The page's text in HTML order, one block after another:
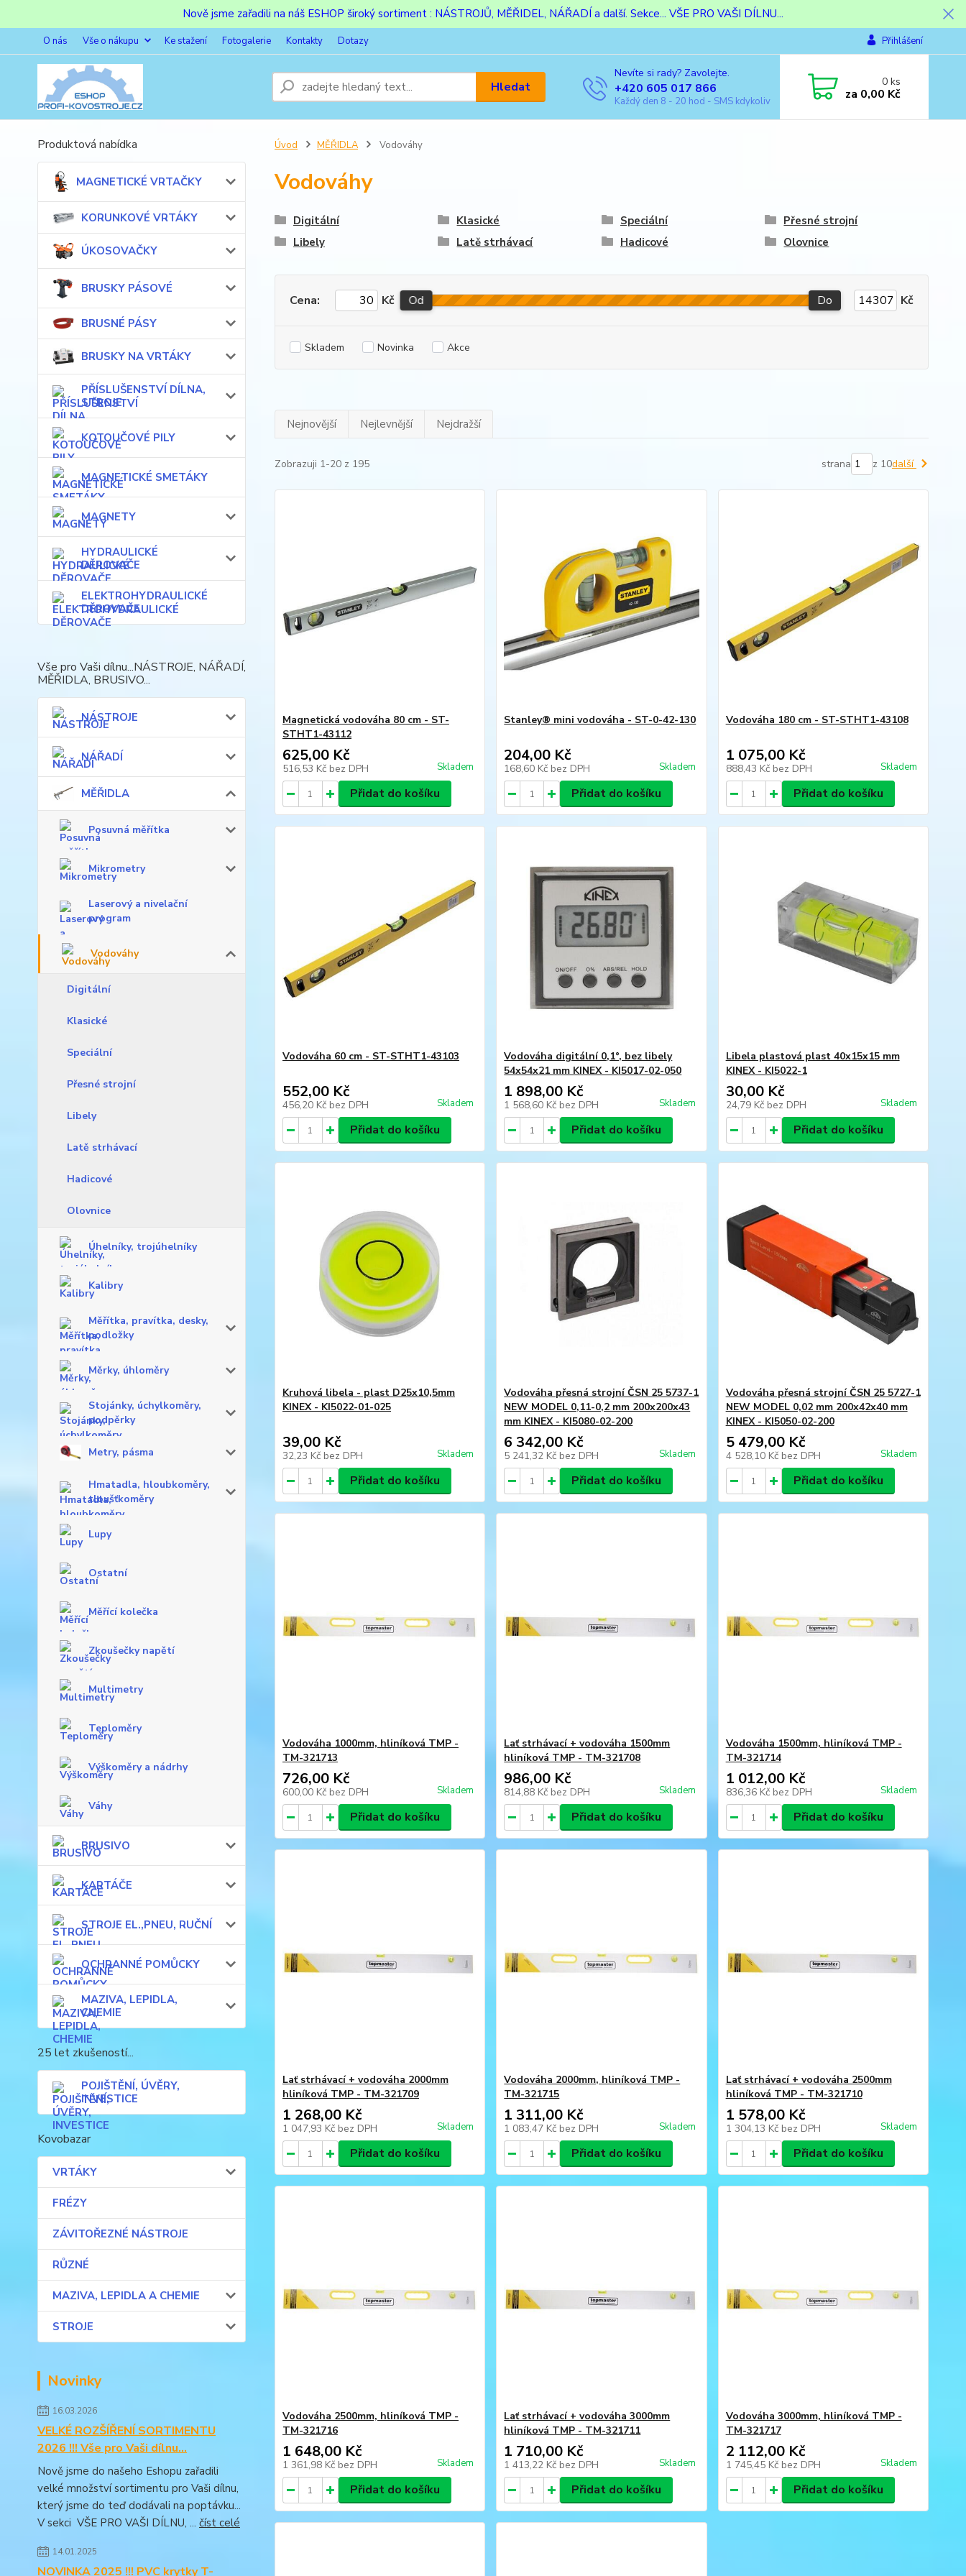
Nově jsme zařadili na náš ESHOP široký sortiment : NÁSTROJŮ, MĚŘIDEL, NÁŘADÍ a další. Sekce... VŠE PRO VAŠI DÍLNU...
O nás Vše o nákupu Ke stažení Fotogalerie Kontakty Dotazy Přihlášení
Hledat
Nevíte si rady? Zavolejte.
+420 605 017 866
Každý den 8 - 20 hod - SMS kdykoliv
0ks
za 0,00 Kč
Produktová nabídka
MAGNETICKÉ VRTAČKY
KORUNKOVÉ VRTÁKY
ÚKOSOVAČKY
BRUSKY PÁSOVÉ
BRUSNÉ PÁSY
BRUSKY NA VRTÁKY
PŘÍSLUŠENSTVÍ DÍLNA,
STROJE
KOTOUČOVÉ PILY
MAGNETICKÉ SMETÁKY
MAGNETY
HYDRAULICKÉ
DĚROVAČE
ELEKTROHYDRAULICKÉ
DĚROVAČE
Vše pro Vaši dílnu...NÁSTROJE, NÁŘADÍ,
MĚŘIDLA, BRUSIVO...
NÁSTROJE
NÁŘADÍ
MĚŘIDLA
Posuvná měřítka
Mikrometry
Laserový a nivelační
program
Vodováhy
Digitální
Klasické
Speciální
Přesné strojní
Libely
Latě strhávací
Hadicové
Olovnice
Úhelníky, trojúhelníky
Kalibry
Měřítka, pravítka, desky,
podložky
Měrky, úhloměry
Stojánky, úchylkoměry,
podpěrky
Metry, pásma
Hmatadla, hloubkoměry,
tloušťkoměry
Lupy
Ostatní
Měřící kolečka
Zkoušečky napětí
Multimetry
Teploměry
Výškoměry a nádrhy
Váhy
BRUSIVO
KARTÁČE
STROJE EL.,PNEU, RUČNÍ
OCHRANNÉ POMŮCKY
MAZIVA, LEPIDLA,
CHEMIE
25 let zkušeností...
POJIŠTĚNÍ, ÚVĚRY,
INVESTICE
Kovobazar
VRTÁKY
FRÉZY
ZÁVITOŘEZNÉ NÁSTROJE
RŮZNÉ
MAZIVA, LEPIDLA A CHEMIE
STROJE
Novinky
16.03.2026
VELKÉ ROZŠÍŘENÍ SORTIMENTU
2026 !!! Vše pro Vaši dílnu...
Nově jsme do našeho Eshopu zařadili
velké množství sortimentu pro Vaši dílnu,
který jsme do teď dodávali na poptávku...
V sekci VŠE PRO VAŠI DÍLNU, ... číst celé
14.01.2025
NOVINKA 2025 !!! PVC krytky T-
Úvod MĚŘIDLA Vodováhy
Vodováhy
Digitální Klasické Speciální
Přesné strojní
Libely
Latě strhávací Hadicové Olovnice
Cena: Kč Od Do Kč
Skladem Novinka Akce
Nejnovější Nejlevnější Nejdražší
Zobrazuji 1-20 z 195 strana z 10další
Magnetická vodováha 80 cm - ST-
STHT1-43112
625,00 Kč
516,53 Kč bez DPH Skladem
Přidat do košíku
Stanley® mini vodováha - ST-0-42-130
204,00 Kč
168,60 Kč bez DPH Skladem
Přidat do košíku
Vodováha 180 cm - ST-STHT1-43108
1 075,00 Kč
888,43 Kč bez DPH Skladem
Přidat do košíku
Vodováha 60 cm - ST-STHT1-43103
552,00 Kč
456,20 Kč bez DPH Skladem
Přidat do košíku
Vodováha digitální 0,1°, bez libely
54x54x21 mm KINEX - KI5017-02-050
1 898,00 Kč
1 568,60 Kč bez DPH Skladem
Přidat do košíku
Libela plastová plast 40x15x15 mm
KINEX - KI5022-1
30,00 Kč
24,79 Kč bez DPH Skladem
Přidat do košíku
Kruhová libela - plast D25x10,5mm
KINEX - KI5022-01-025
39,00 Kč
32,23 Kč bez DPH Skladem
Přidat do košíku
Vodováha přesná strojní ČSN 25 5737-1
NEW MODEL 0,11-0,2 mm 200x200x43
mm KINEX - KI5080-02-200
6 342,00 Kč
5 241,32 Kč bez DPH Skladem
Přidat do košíku
Vodováha přesná strojní ČSN 25 5727-1
NEW MODEL 0,02 mm 200x42x40 mm
KINEX - KI5050-02-200
5 479,00 Kč
4 528,10 Kč bez DPH Skladem
Přidat do košíku
Vodováha 1000mm, hliníková TMP -
TM-321713
726,00 Kč
600,00 Kč bez DPH Skladem
Přidat do košíku
Lať strhávací + vodováha 1500mm
hliníková TMP - TM-321708
986,00 Kč
814,88 Kč bez DPH Skladem
Přidat do košíku
Vodováha 1500mm, hliníková TMP -
TM-321714
1 012,00 Kč
836,36 Kč bez DPH Skladem
Přidat do košíku
Lať strhávací + vodováha 2000mm
hliníková TMP - TM-321709
1 268,00 Kč
1 047,93 Kč bez DPH Skladem
Přidat do košíku
Vodováha 2000mm, hliníková TMP -
TM-321715
1 311,00 Kč
1 083,47 Kč bez DPH Skladem
Přidat do košíku
Lať strhávací + vodováha 2500mm
hliníková TMP - TM-321710
1 578,00 Kč
1 304,13 Kč bez DPH Skladem
Přidat do košíku
Vodováha 2500mm, hliníková TMP -
TM-321716
1 648,00 Kč
1 361,98 Kč bez DPH Skladem
Přidat do košíku
Lať strhávací + vodováha 3000mm
hliníková TMP - TM-321711
1 710,00 Kč
1 413,22 Kč bez DPH Skladem
Přidat do košíku
Vodováha 3000mm, hliníková TMP -
TM-321717
2 112,00 Kč
1 745,45 Kč bez DPH Skladem
Přidat do košíku